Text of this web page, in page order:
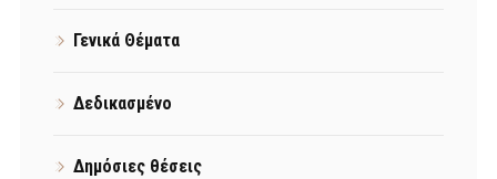
Γενικά Θέματα
Δεδικασμένο
Δημόσιες θέσεις